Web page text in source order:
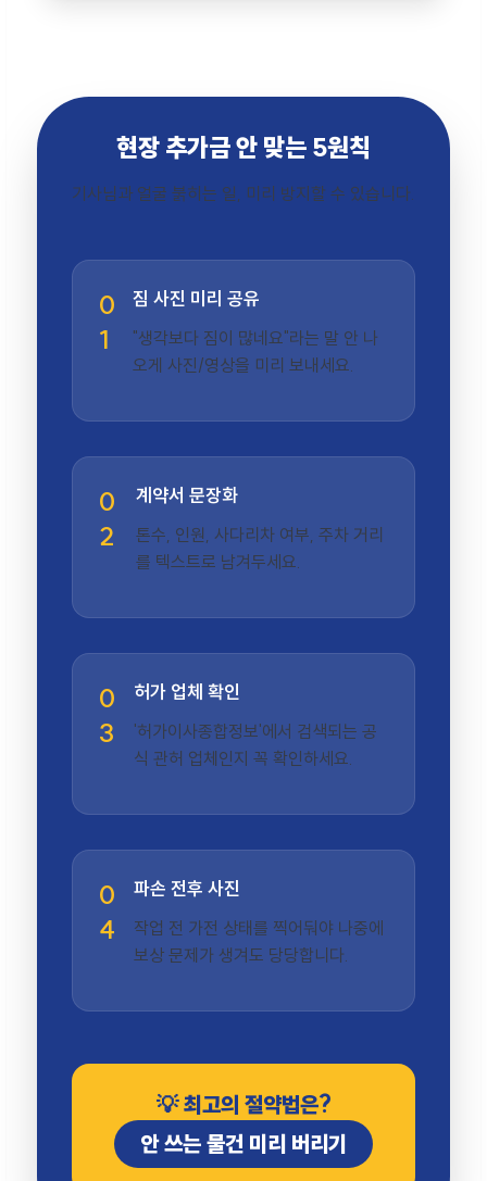
현장 추가금 안 맞는 5원칙
기사님과 얼굴 붉히는 일, 미리 방지할 수 있습니다.
0
1
짐 사진 미리 공유
"생각보다 짐이 많네요"라는 말 안 나
오게 사진/영상을 미리 보내세요.
0
2
계약서 문장화
톤수, 인원, 사다리차 여부, 주차 거리
를 텍스트로 남겨두세요.
0
3
허가 업체 확인
'허가이사종합정보'에서 검색되는 공
식 관허 업체인지 꼭 확인하세요.
0
4
파손 전후 사진
작업 전 가전 상태를 찍어둬야 나중에
보상 문제가 생겨도 당당합니다.
💡 최고의 절약법은?
안 쓰는 물건 미리 버리기